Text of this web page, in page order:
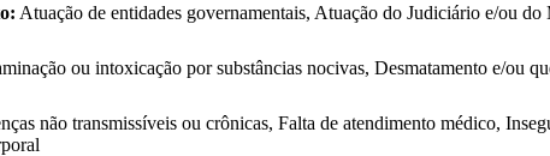
Atuação de entidades governamentais, Atuação do Judiciário e/ou
ou intoxicação por substâncias nocivas, Desmatamento e/ou
não transmissíveis ou crônicas, Falta de atendimento médico,